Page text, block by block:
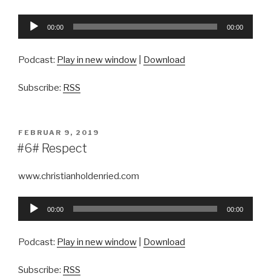
Audio-
00:00 00:00
Podcast: Play in new window Download
Subscribe: RSS
VERÖFFENTLICHT
AM
FEBRUAR 9, 2019
#6# Respect
www.christianholdenried.com
Audio-
00:00 00:00
Podcast: Play in new window Download
Subscribe: RSS